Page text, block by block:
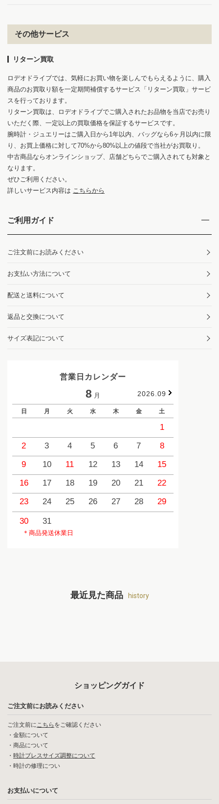
その他サービス
リターン買取
ロデオドライブでは、気軽にお買い物を楽しんでもらえるように、購入
商品のお買取り額を一定期間補償するサービス「リターン買取」サービ
スを行っております。
リターン買取は、ロデオドライブでご購入されたお品物を当店でお売り
いただく際、一定以上の買取価格を保証するサービスです。
腕時計・ジュエリーはご購入日から1年以内、バッグなら6ヶ月以内に限
り、お買上価格に対して70%から80%以上の値段で当社がお買取り。
中古商品ならオンラインショップ、店舗どちらでご購入されても対象と
なります。
ぜひご利用ください。
詳しいサービス内容は こちらから
ご利用ガイド
ご注文前にお読みください
お支払い方法について
配送と送料について
返品と交換について
サイズ表記について
営業日カレンダー
8 月 2026.09
日 月 火 水 木 金 土
1
2
3 4 5 6 7
8
9
10 11 12 13 14
15
16
17 18 19 20 21
22
23
24 25 26 27 28 29
30 31
＊商品発送休業日
最近見た商品 history
ショッピングガイド
ご注文前にお読みください
ご注文前にこちら をご確認ください
・ 金額について
・ 商品について
・ 時計ブレスサイズ調整について
・ 時計の修理につい
お支払いについて